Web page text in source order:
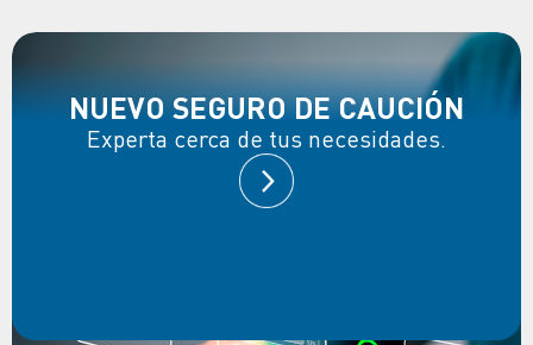
NUEVO SEGURO DE CAUCIÓN
Experta cerca de tus necesidades.